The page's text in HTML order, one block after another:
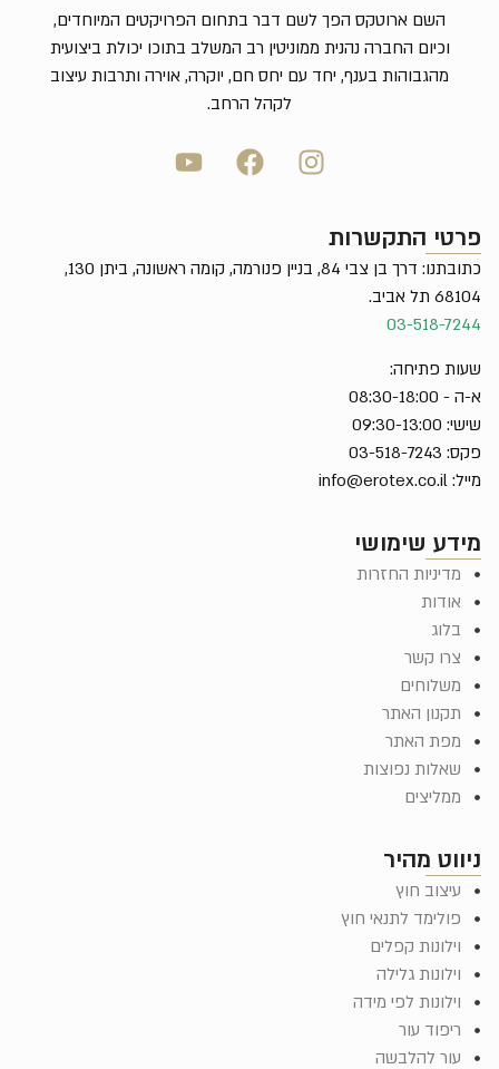
ניווט מהיר
עיצוב חוץ
פולימד לתנאי חוץ
וילונות קפלים
וילונות גלילה
וילונות לפי מידה
ריפוד עור
עור להלבשה
מידע שימושי
מדיניות החזרות
אודות
בלוג
צרו קשר
משלוחים
תקנון האתר
מפת האתר
שאלות נפוצות
ממליצים
פרטי התקשרות
כתובתנו: דרך בן צבי 84, בניין פנורמה, קומה ראשונה, ביתן 130,
68104 תל אביב.
03-518-7244
שעות פתיחה:
א-ה - 08:30-18:00
שישי: 09:30-13:00
פקס: 03-518-7243
מייל: info@erotex.co.il
השם ארוטקס הפך לשם דבר בתחום הפרויקטים המיוחדים,
וכיום החברה נהנית ממוניטין רב המשלב בתוכו יכולת ביצועית
מהגבוהות בענף, יחד עם יחס חם, יוקרה, אוירה ותרבות עיצוב
לקהל הרחב.